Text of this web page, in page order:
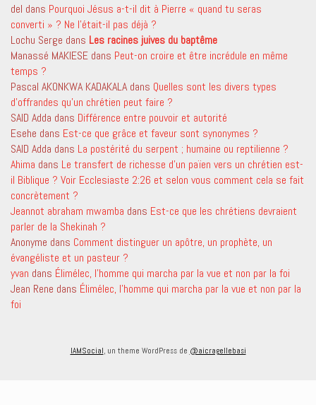
del dans Pourquoi Jésus a-t-il dit à Pierre « quand tu seras
converti » ? Ne l’était-il pas déjà ?
Lochu Serge dans Les racines juives du baptême
Manassé MAKIESE dans Peut-on croire et être incrédule en même
temps ?
Pascal AKONKWA KADAKALA dans Quelles sont les divers types
d’offrandes qu’un chrétien peut faire ?
SAID Adda dans Différence entre pouvoir et autorité
Esehe dans Est-ce que grâce et faveur sont synonymes ?
SAID Adda dans La postérité du serpent ; humaine ou reptilienne ?
Ahima dans Le transfert de richesse d’un païen vers un chrétien est-
il Biblique ? Voir Ecclesiaste 2:26 et selon vous comment cela se fait
concrètement ?
Jeannot abraham mwamba dans Est-ce que les chrétiens devraient
parler de la Shekinah ?
Anonyme dans Comment distinguer un apôtre, un prophète, un
évangéliste et un pasteur ?
yvan dans Élimélec, l’homme qui marcha par la vue et non par la foi
Jean Rene dans Élimélec, l’homme qui marcha par la vue et non par la
foi
IAMSocial , un theme WordPress de @aicragellebasi